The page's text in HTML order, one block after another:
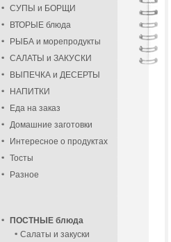
СУПЫ и БОРЩИ
ВТОРЫЕ блюда
РЫБА и морепродукты
САЛАТЫ и ЗАКУСКИ
ВЫПЕЧКА и ДЕСЕРТЫ
НАПИТКИ
Еда на заказ
Домашние заготовки
Интересное о продуктах
Тосты
Разное
ПОСТНЫЕ блюда
Салаты и закуски